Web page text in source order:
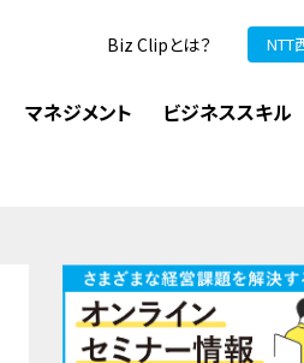
Biz Clipとは？ NTT
マネジメント ビジネススキル